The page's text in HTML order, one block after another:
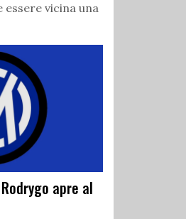
vicina una
apre al